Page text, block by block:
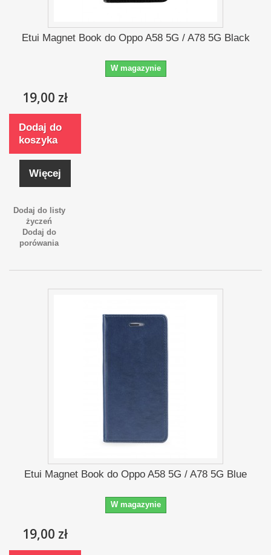
Etui Magnet Book do Oppo A58 5G / A78 5G Black
W magazynie
19,00 zł
Dodaj do
koszyka
Więcej
Dodaj do listy
życzeń
Dodaj do
porówania
Etui Magnet Book do Oppo A58 5G / A78 5G Blue
W magazynie
19,00 zł